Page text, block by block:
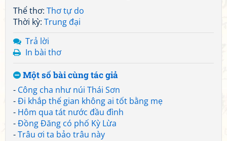
Thể thơ: Thơ tự do
Thời kỳ: Trung đại
Trả lời
In bài thơ
Một số bài cùng tác giả
- Công cha như núi Thái Sơn
-Đi khắp thế gian không ai tốt bằng mẹ
- Hôm qua tát nước đầu đình
-Đồng Đăng có phố Kỳ Lừa
-Trâu ơi ta bảo trâu này